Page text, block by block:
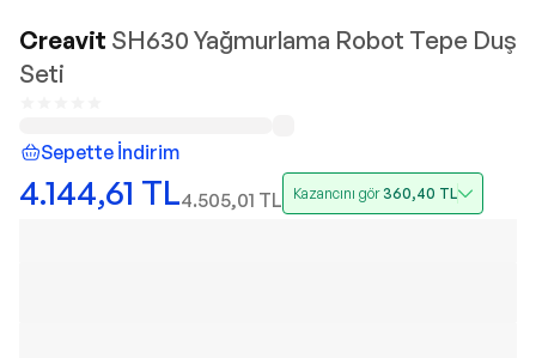
Creavit SH630 Yağmurlama Robot Tepe Duş
Seti
Sepette İndirim
4.144,61 TL4.505,01 TL Kazancını gör360,40 TL